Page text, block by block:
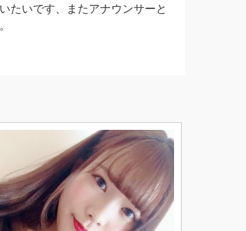
たいです、またアナウンサーと